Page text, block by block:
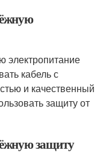
электропитание
кабель с
и качественный
защиту от
защиту